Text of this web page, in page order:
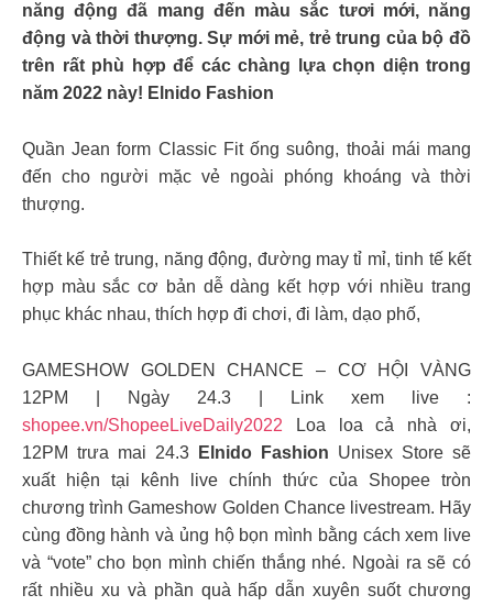
năng động đã mang đến màu sắc tươi mới, năng
động và thời thượng. Sự mới mẻ, trẻ trung của bộ đồ
trên rất phù hợp để các chàng lựa chọn diện trong
năm 2022 này! Elnido Fashion
Quần Jean form Classic Fit ống suông, thoải mái mang
đến cho người mặc vẻ ngoài phóng khoáng và thời
thượng.
Thiết kế trẻ trung, năng động, đường may tỉ mỉ, tinh tế kết
hợp màu sắc cơ bản dễ dàng kết hợp với nhiều trang
phục khác nhau, thích hợp đi chơi, đi làm, dạo phố,
GAMESHOW GOLDEN CHANCE – CƠ HỘI VÀNG
12PM | Ngày 24.3 | Link xem live :
shopee.vn/ShopeeLiveDaily2022 Loa loa cả nhà ơi,
12PM trưa mai 24.3
Elnido Fashion Unisex Store sẽ
xuất hiện tại kênh live chính thức của Shopee tròn
chương trình Gameshow Golden Chance livestream. Hãy
cùng đồng hành và ủng hộ bọn mình bằng cách xem live
và “vote” cho bọn mình chiến thắng nhé. Ngoài ra sẽ có
rất nhiều xu và phần quà hấp dẫn xuyên suốt chương